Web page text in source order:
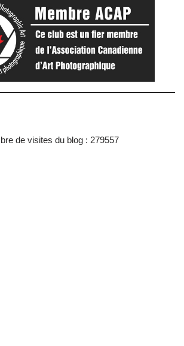
de visites du blog : 279557